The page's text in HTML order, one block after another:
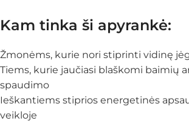
Kam tinka ši apyrankė:
Žmonėms, kurie nori stiprinti vidinę
Tiems, kurie jaučiasi blaškomi baimių
spaudimo
Ieškantiems stiprios energetinės
veikloje